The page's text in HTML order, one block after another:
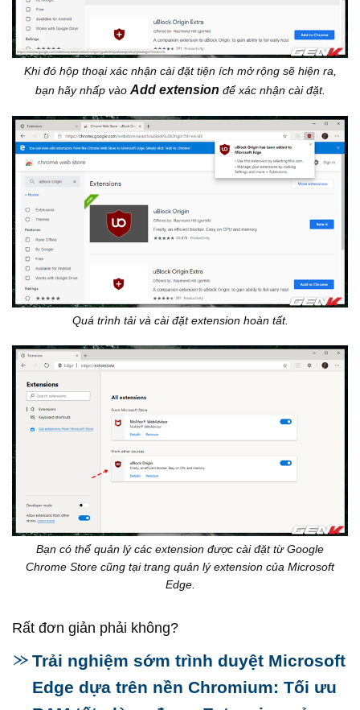
Khi đó hộp thoại xác nhận cài đặt tiện ích mở rộng sẽ hiện ra,
bạn hãy nhấp vào Add extension để xác nhận cài đặt.
Quá trình tải và cài đặt extension hoàn tất.
Bạn có thể quản lý các extension được cài đặt từ Google
Chrome Store cũng tại trang quản lý extension của Microsoft
Edge.
Rất đơn giản phải không?
Trải nghiệm sớm trình duyệt Microsoft
Edge dựa trên nền Chromium: Tối ưu